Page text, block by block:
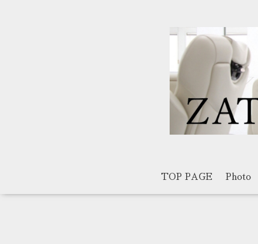
TOP PAGE Photo